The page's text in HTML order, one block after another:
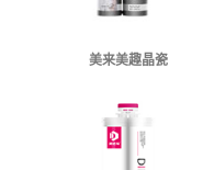
美来美趣晶瓷